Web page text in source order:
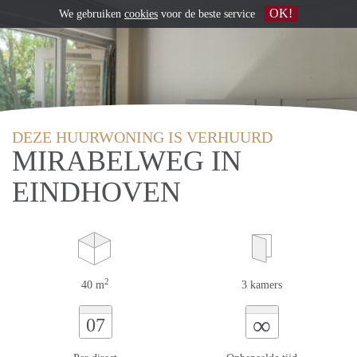
DEZE HUURWONING IS VERHUURD
MIRABELWEG IN
EINDHOVEN
40 m2 3 kamers
07 ∞
We gebruiken cookies voor de beste service OK!